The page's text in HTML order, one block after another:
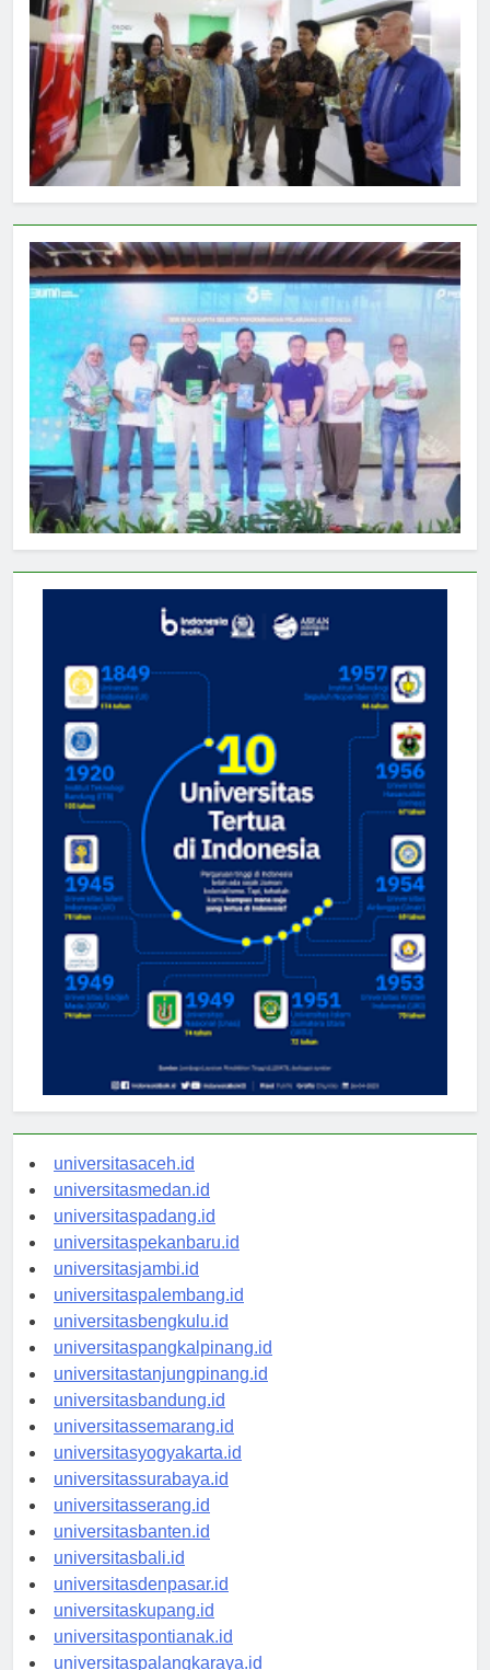
universitasaceh.id
universitasmedan.id
universitaspadang.id
universitaspekanbaru.id
universitasjambi.id
universitaspalembang.id
universitasbengkulu.id
universitaspangkalpinang.id
universitastanjungpinang.id
universitasbandung.id
universitassemarang.id
universitasyogyakarta.id
universitassurabaya.id
universitasserang.id
universitasbanten.id
universitasbali.id
universitasdenpasar.id
universitaskupang.id
universitaspontianak.id